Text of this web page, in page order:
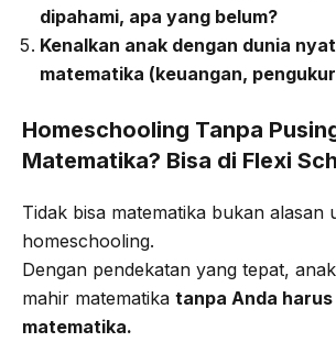
dipahami, apa yang belum?
Kenalkan anak dengan dunia
matematika (keuangan,
Homeschooling Tanpa
Matematika? Bisa di Flexi
Tidak bisa matematika bukan alasan
homeschooling.
Dengan pendekatan yang tepat,
mahir matematika tanpa Anda
matematika.